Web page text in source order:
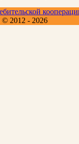
2012 - 2026